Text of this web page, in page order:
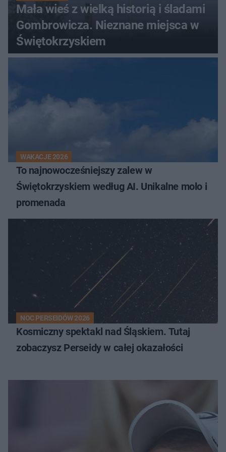
Mała wieś z wielką historią i śladami
Gombrowicza. Nieznane miejsca w
Świętokrzyskiem
WAKACJE 2026
To najnowocześniejszy zalew w
Świętokrzyskiem według AI. Unikalne molo i
promenada
NOC PERSEIDÓW 2026
Kosmiczny spektakl nad Śląskiem. Tutaj
zobaczysz Perseidy w całej okazałości